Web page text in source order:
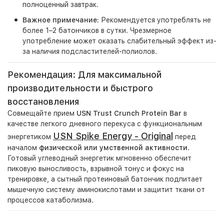
полноценный завтрак.
Важное примечание: Рекомендуется употреблять не
более 1–2 батончиков в сутки. Чрезмерное
употребление может оказать слабительный эффект из-
за наличия подсластителей-полиолов.
Рекомендация: Для максимальной
производительности и быстрого
восстановления
Совмещайте прием USN Trust Crunch Protein Bar в
качестве легкого дневного перекуса с функциональным
энергетиком USN Spike Energy - Original перед
началом физической или умственной активности.
Готовый углеводный энергетик мгновенно обеспечит
пиковую выносливость, взрывной тонус и фокус на
тренировке, а сытный протеиновый батончик подпитает
мышечную систему аминокислотами и защитит ткани от
процессов катаболизма.